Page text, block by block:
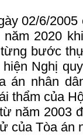
02/6/
2020
bước
Nghị
án nhân
thẩm của
năm 2003
của Tòa án